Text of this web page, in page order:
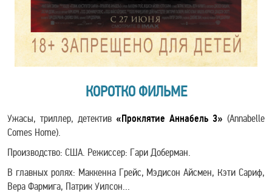
КОРОТКО ФИЛЬМЕ
Ужасы, триллер, детектив «Проклятие Аннабель 3» (Annabelle
Comes Home).
Производство: США. Режиссер: Гари Доберман.
В главных ролях: Маккенна Грейс, Мэдисон Айсмен, Кэти Сариф,
Вера Фармига, Патрик Уилсон...